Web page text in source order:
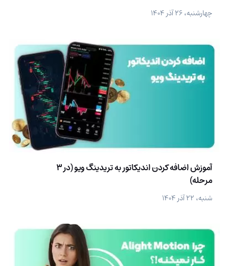
چهارشنبه، ۲۶ آذر ۱۴۰۴
آموزش اضافه کردن اندیکاتور به تریدینگ ویو (در 3
مرحله)
شنبه، ۲۲ آذر ۱۴۰۴